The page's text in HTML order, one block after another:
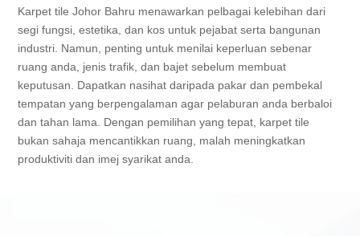
Karpet tile Johor Bahru menawarkan pelbagai kelebihan dari
segi fungsi, estetika, dan kos untuk pejabat serta bangunan
industri. Namun, penting untuk menilai keperluan sebenar
ruang anda, jenis trafik, dan bajet sebelum membuat
keputusan. Dapatkan nasihat daripada pakar dan pembekal
tempatan yang berpengalaman agar pelaburan anda berbaloi
dan tahan lama. Dengan pemilihan yang tepat, karpet tile
bukan sahaja mencantikkan ruang, malah meningkatkan
produktiviti dan imej syarikat anda.